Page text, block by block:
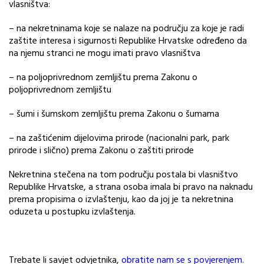
vlasništva:
– na nekretninama koje se nalaze na području za koje je radi
zaštite interesa i sigurnosti Republike Hrvatske određeno da
na njemu stranci ne mogu imati pravo vlasništva
– na poljoprivrednom zemljištu prema Zakonu o
poljoprivrednom zemljištu
– šumi i šumskom zemljištu prema Zakonu o šumama
– na zaštićenim dijelovima prirode (nacionalni park, park
prirode i slično) prema Zakonu o zaštiti prirode
Nekretnina stečena na tom području postala bi vlasništvo
Republike Hrvatske, a strana osoba imala bi pravo na naknadu
prema propisima o izvlaštenju, kao da joj je ta nekretnina
oduzeta u postupku izvlaštenja.
Trebate li savjet odvjetnika,obratite nam se s povjerenjem.